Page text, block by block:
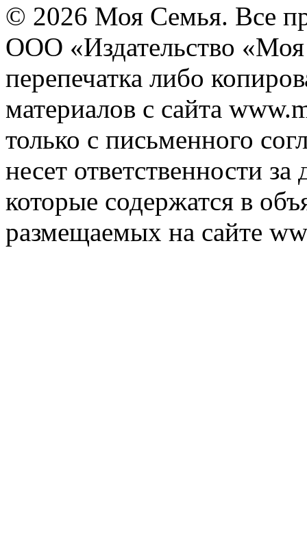
© 2026 Моя Семья. Все
ООО «Издательство
перепечатка либо
материалов с сайта
только с письменного
несет ответственности
которые содержатся в
размещаемых на сайте